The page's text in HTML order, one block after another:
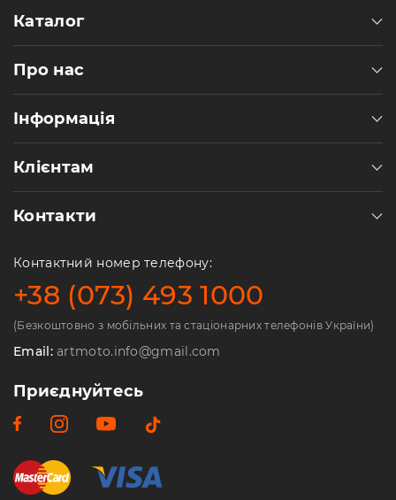
Каталог
Про нас
Інформація
Клієнтам
Контакти
Контактний номер телефону:
+38 (073) 493 1000
(Безкоштовно з мобільних та стаціонарних телефонів України)
Email:artmoto.info@gmail.com
Приєднуйтесь